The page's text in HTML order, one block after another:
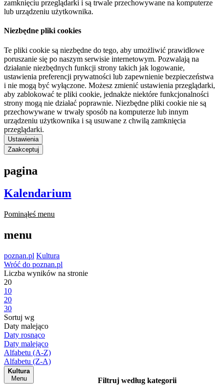
zamknięciu przeglądarki i są trwale przechowywane na komputerze
lub urządzeniu użytkownika.
Niezbędne pliki cookies
Te pliki cookie są niezbędne do tego, aby umożliwić prawidłowe
poruszanie się po naszym serwisie internetowym. Pozwalają na
działanie niezbędnych funkcji strony takich jak logowanie,
ustawienia preferencji prywatności lub zapewnienie bezpieczeństwa
i nie mogą być wyłączone. Możesz zmienić ustawienia przeglądarki,
aby zablokować te pliki cookie, jednakże niektóre funkcjonalności
strony mogą nie działać poprawnie. Niezbędne pliki cookie nie są
przechowywane w trwały sposób na komputerze lub innym
urządzeniu użytkownika i są usuwane z chwilą zamknięcia
przeglądarki.
Ustawienia
Zaakceptuj
pagina
Kalendarium
Pominąłeś menu
menu
poznan.pl Kultura
Wróć do poznan.pl
Liczba wyników na stronie
20
10
20
30
Sortuj wg
Daty malejąco
Daty rosnąco
Daty malejąco
Alfabetu (A-Z)
Alfabetu (Z-A)
Kultura
Menu
Filtruj według kategorii